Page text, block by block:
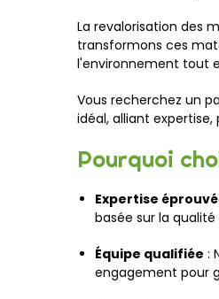
La revalorisation des
transformons ces
l'environnement tout
Vous recherchez un
idéal, alliant
Pourquoi
Expertise
basée sur la
Équipe qualifiée :
engagement pour